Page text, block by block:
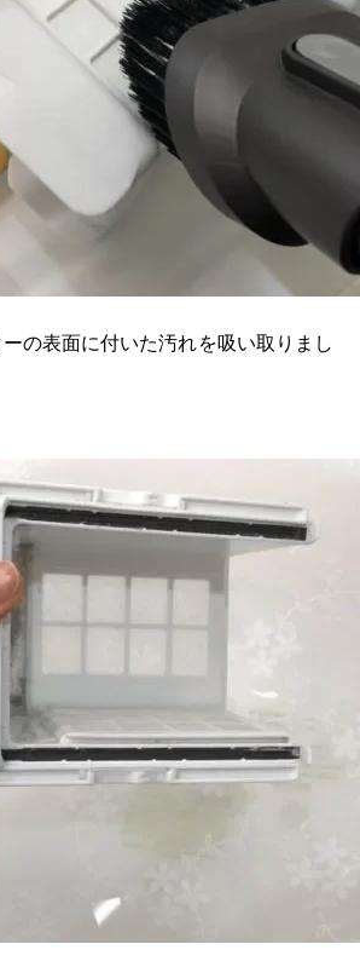
の表面に付いた汚れを吸い取りまし